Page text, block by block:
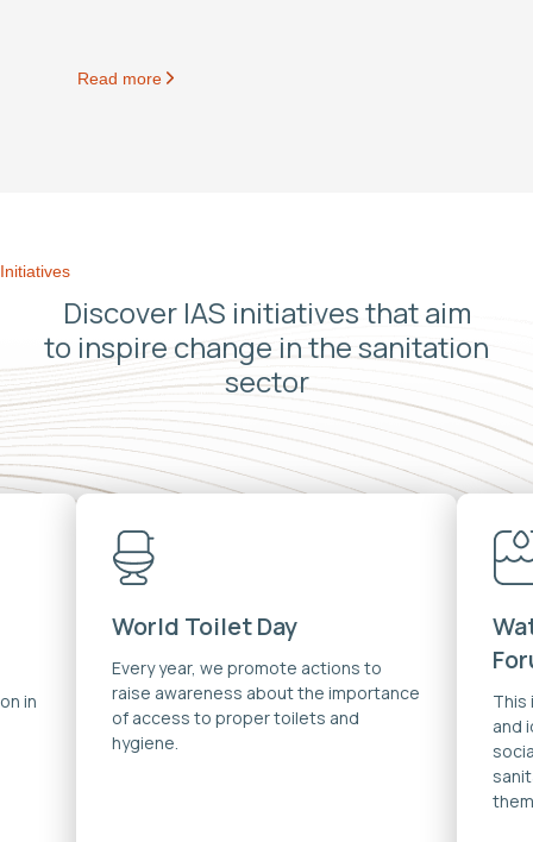
Read more
Initiatives
Discover IAS initiatives that aim
to inspire change in the sanitation
sector
in
World Toilet Day
Every year, we promote actions to
raise awareness about the importance
of access to proper toilets and
hygiene.
This
and